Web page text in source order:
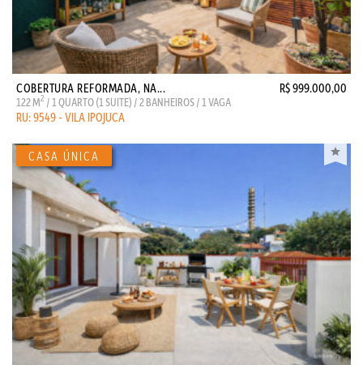
COBERTURA REFORMADA, NA... R$ 999.000,00
122 M2 / 1 QUARTO (1 SUITE) / 2 BANHEIROS / 1 VAGA
RU: 9549 - VILA IPOJUCA